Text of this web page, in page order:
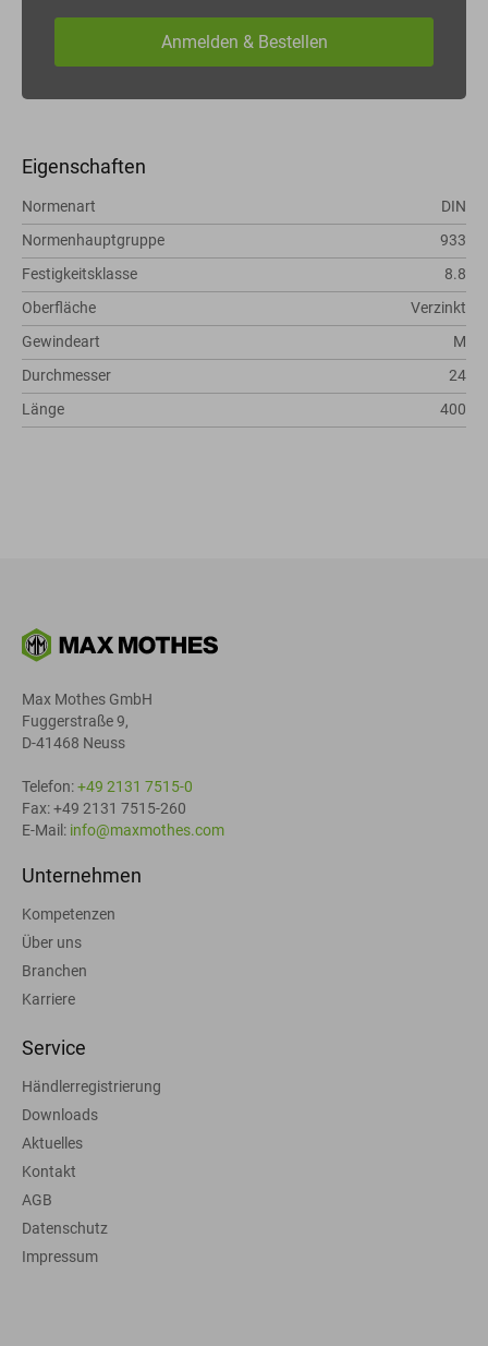
Eigenschaften
Normenart
DIN
Normenhauptgruppe
933
Festigkeitsklasse
8.8
Oberfläche
Verzinkt
Gewindeart
M
Durchmesser
24
Länge
400
Max Mothes GmbH
Fuggerstraße 9,
D-41468 Neuss
Telefon:+49 2131 7515-0
Fax: +49 2131 7515-260
E-Mail: info@maxmothes.com
Unternehmen
Kompetenzen
Über uns
Branchen
Karriere
Service
Händlerregistrierung
Downloads
Aktuelles
Kontakt
AGB
Datenschutz
Impressum